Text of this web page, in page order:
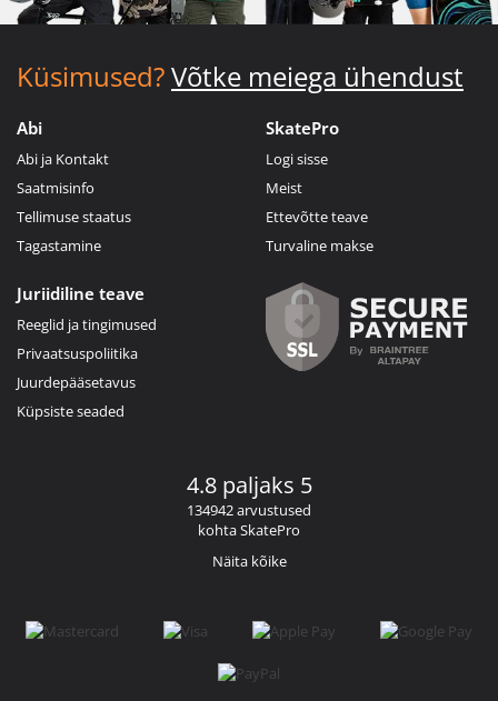
Küsimused?Võtke meiega ühendust
Abi
Abi ja Kontakt
Saatmisinfo
Tellimuse staatus
Tagastamine
SkatePro
Logi sisse
Meist
Ettevõtte teave
Turvaline makse
Juriidiline teave
Reeglid ja tingimused
Privaatsuspoliitika
Juurdepääsetavus
Küpsiste seaded
4.8 paljaks 5
134942 arvustused
kohta SkatePro
Näita kõike